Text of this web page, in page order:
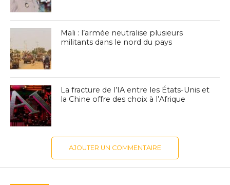
Mali : l’armée neutralise plusieurs
militants dans le nord du pays
La fracture de l’IA entre les États-Unis et
la Chine offre des choix à l’Afrique
AJOUTER UN COMMENTAIRE